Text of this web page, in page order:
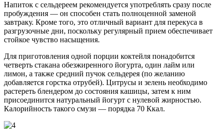
Напиток с сельдереем рекомендуется употреблять сразу после
пробуждения — он способен стать полноценной заменой
завтраку. Кроме того, это отличный вариант для перекуса в
разгрузочные дни, поскольку регулярный прием обеспечивает
стойкое чувство насыщения.
Для приготовления одной порции коктейля понадобится
четверть стакана обезжиренного йогурта, один лайм или
лимон, а также средний пучок сельдерея (по желанию
добавляется горстка отрубей). Цитрусы и зелень необходимо
растереть блендером до состояния кашицы, затем к ним
присоединится натуральный йогурт с нулевой жирностью.
Калорийность такого смузи — порядка 70 Ккал.